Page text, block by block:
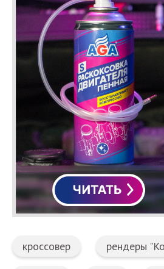
кроссовер рендеры